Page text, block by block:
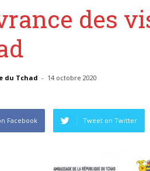
des
du Tchad - 14 octobre 2020
Facebook Tweet on Twitter